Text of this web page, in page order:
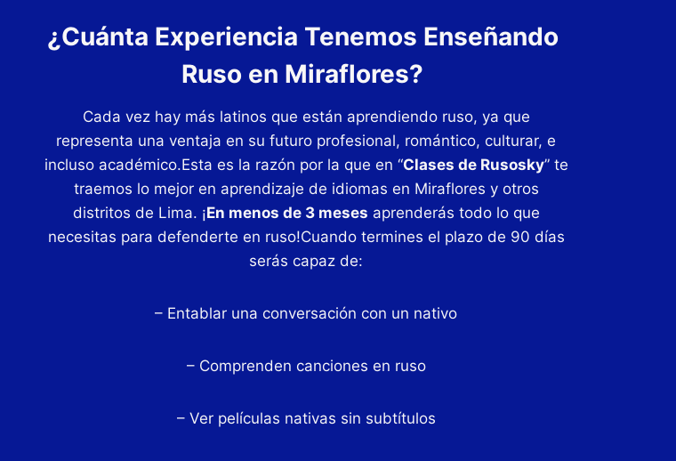
¿Cuánta Experiencia Tenemos Enseñando
Ruso en Miraflores?
Cada vez hay más latinos que están aprendiendo ruso, ya que
representa una ventaja en su futuro profesional, romántico, culturar, e
incluso académico.Esta es la razón por la que en “Clases de Rusosky” te
traemos lo mejor en aprendizaje de idiomas en Miraflores y otros
distritos de Lima. ¡En menos de 3 meses aprenderás todo lo que
necesitas para defenderte en ruso!Cuando termines el plazo de 90 días
serás capaz de:
– Entablar una conversación con un nativo
– Comprenden canciones en ruso
– Ver películas nativas sin subtítulos